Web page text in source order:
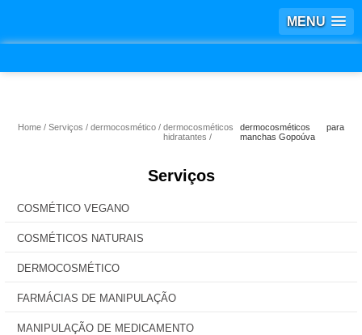
MENU
Home Serviços dermocosmético
dermocosméticos
hidratantes
dermocosméticos para
manchas Gopoúva
Serviços
COSMÉTICO VEGANO
COSMÉTICOS NATURAIS
DERMOCOSMÉTICO
FARMÁCIAS DE MANIPULAÇÃO
MANIPULAÇÃO DE MEDICAMENTO